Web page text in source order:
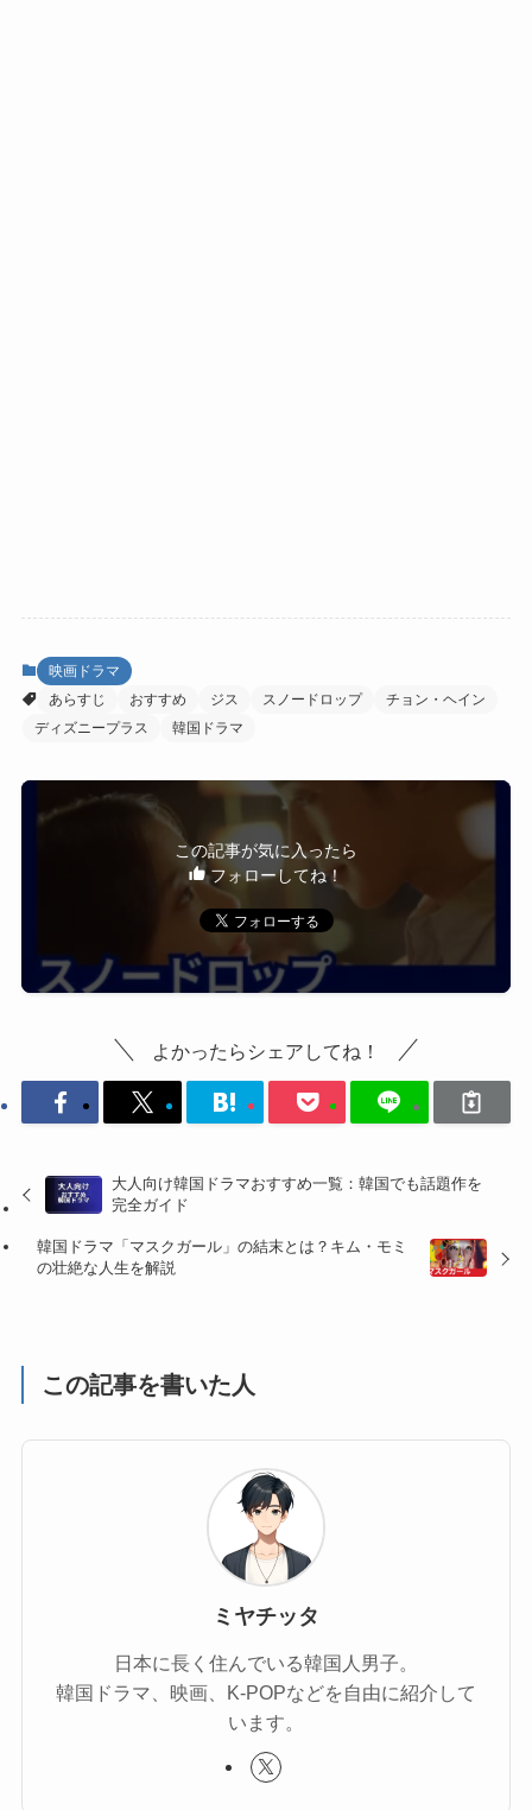
映画ドラマ
あらすじ
おすすめ ジス スノードロップ
チョン・ヘイン
ディズニープラス
韓国ドラマ
この記事が気に入ったら
フォローしてね！
よかったらシェアしてね！
大人向け韓国ドラマおすすめ一覧：韓国でも話題作を
完全ガイド
韓国ドラマ「マスクガール」の結末とは？キム・モミ
の壮絶な人生を解説
この記事を書いた人
ミヤチッタ
日本に長く住んでいる韓国人男子。
韓国ドラマ、映画、K-POPなどを自由に紹介して
います。